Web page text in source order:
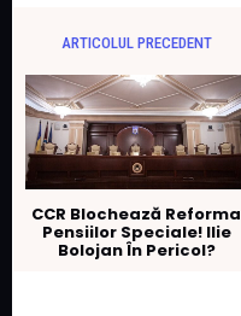
ARTICOLUL PRECEDENT
CCR Blochează Reforma
Pensiilor Speciale! Ilie
Bolojan În Pericol?